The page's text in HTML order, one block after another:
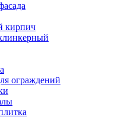
кирпич
ограждений